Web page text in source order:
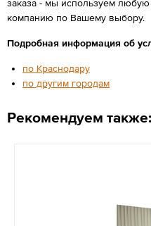
заказа - мы используем
компанию по Вашему выбору.
Подробная информация об
по Краснодару
по другим городам
Рекомендуем также: